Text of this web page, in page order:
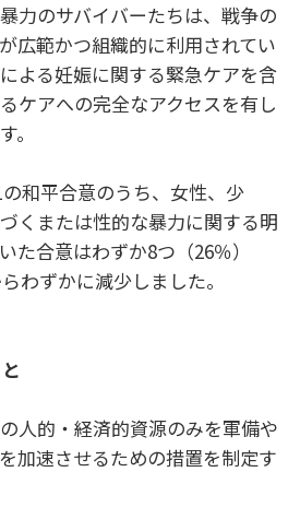
力のサバイバーたちは、戦争の
広範かつ組織的に利用されてい
よる妊娠に関する緊急ケアを含
ケアへの完全なアクセスを有し
。
和平合意のうち、女性、少
くまたは性的な暴力に関する明
た合意はわずか8つ（26％）
わずかに減少しました。
人的・経済的資源のみを軍備や
加速させるための措置を制定す